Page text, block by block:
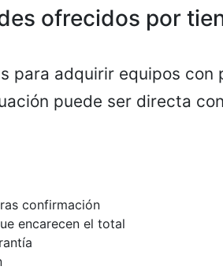
ofrecidos por
para adquirir equipos con
puede ser directa
confirmación
encarecen el total